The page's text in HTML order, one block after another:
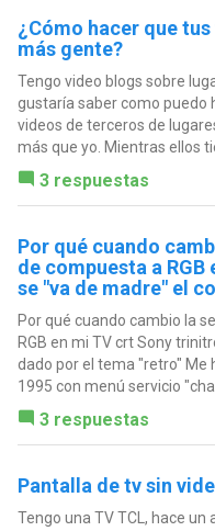
¿Cómo hacer que
más gente?
Tengo video blogs sobre
gustaría saber como puedo
videos de terceros de
más que yo. Mientras ellos
3 respuestas
Por qué cuando
de compuesta a
se "va de madre" el
Por qué cuando cambio la
RGB en mi TV crt Sony
dado por el tema "retro" Me
1995 con menú servicio
3 respuestas
Pantalla de tv sin
Tengo una TV TCL, hace un